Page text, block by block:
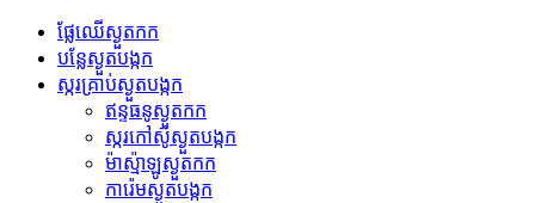
ផ្លែឈើស្ងួតកក
បន្លែស្ងួតបង្កក
ស្ករគ្រាប់ស្ងួតបង្កក
ឥន្ទធនូស្ងួតកក
ស្ករកៅស៊ូស្ងួតបង្កក
ម៉ាស្ម៉ាឡូស្ងួតកក
ការ៉េមស្ងួតបង្កក